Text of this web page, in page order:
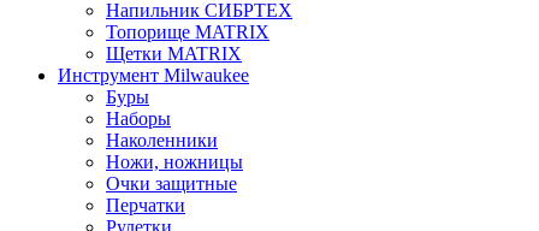
Напильник СИБРТЕХ
Топорище MATRIX
Щетки MATRIX
Инструмент Milwaukee
Буры
Наборы
Наколенники
Ножи, ножницы
Очки защитные
Перчатки
Рулетки